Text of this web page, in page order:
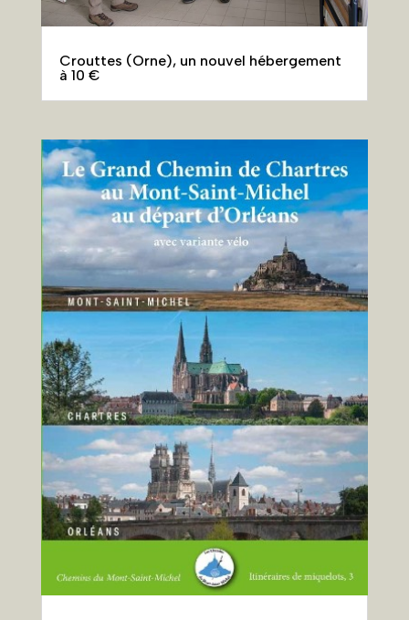
Crouttes (Orne), un nouvel hébergement
à 10 €